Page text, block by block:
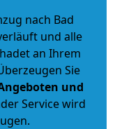
nach Bad
und alle
an Ihrem
Sie
und
Service wird